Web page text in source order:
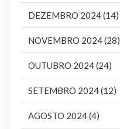
DEZEMBRO 2024 (14)
NOVEMBRO 2024 (28)
OUTUBRO 2024 (24)
SETEMBRO 2024 (12)
AGOSTO 2024 (4)